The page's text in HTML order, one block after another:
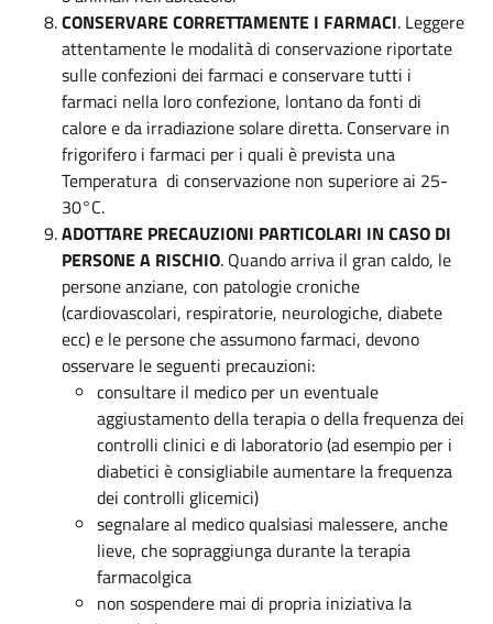
CONSERVARE CORRETTAMENTE I FARMACI. Leggere
attentamente le modalità di conservazione riportate
sulle confezioni dei farmaci e conservare tutti i
farmaci nella loro confezione, lontano da fonti di
calore e da irradiazione solare diretta. Conservare in
frigorifero i farmaci per i quali è prevista una
Temperatura di conservazione non superiore ai 25-
30°C.
ADOTTARE PRECAUZIONI PARTICOLARI IN CASO DI
PERSONE A RISCHIO. Quando arriva il gran caldo, le
persone anziane, con patologie croniche
(cardiovascolari, respiratorie, neurologiche, diabete
ecc) e le persone che assumono farmaci, devono
osservare le seguenti precauzioni:
consultare il medico per un eventuale
aggiustamento della terapia o della frequenza dei
controlli clinici e di laboratorio (ad esempio per i
diabetici è consigliabile aumentare la frequenza
dei controlli glicemici)
segnalare al medico qualsiasi malessere, anche
lieve, che sopraggiunga durante la terapia
farmacolgica
non sospendere mai di propria iniziativa la